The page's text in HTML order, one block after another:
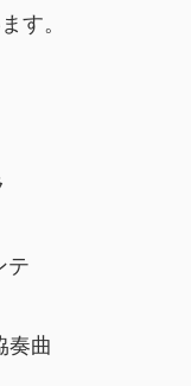
す。
テ
奏曲